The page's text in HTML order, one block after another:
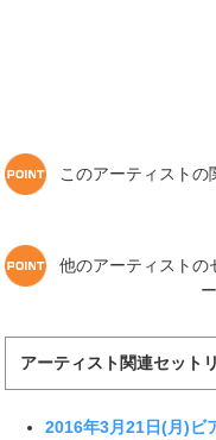
このアーティスト
他のアーティストの
アーティスト関連セット
2016年3月21日(月)ビ